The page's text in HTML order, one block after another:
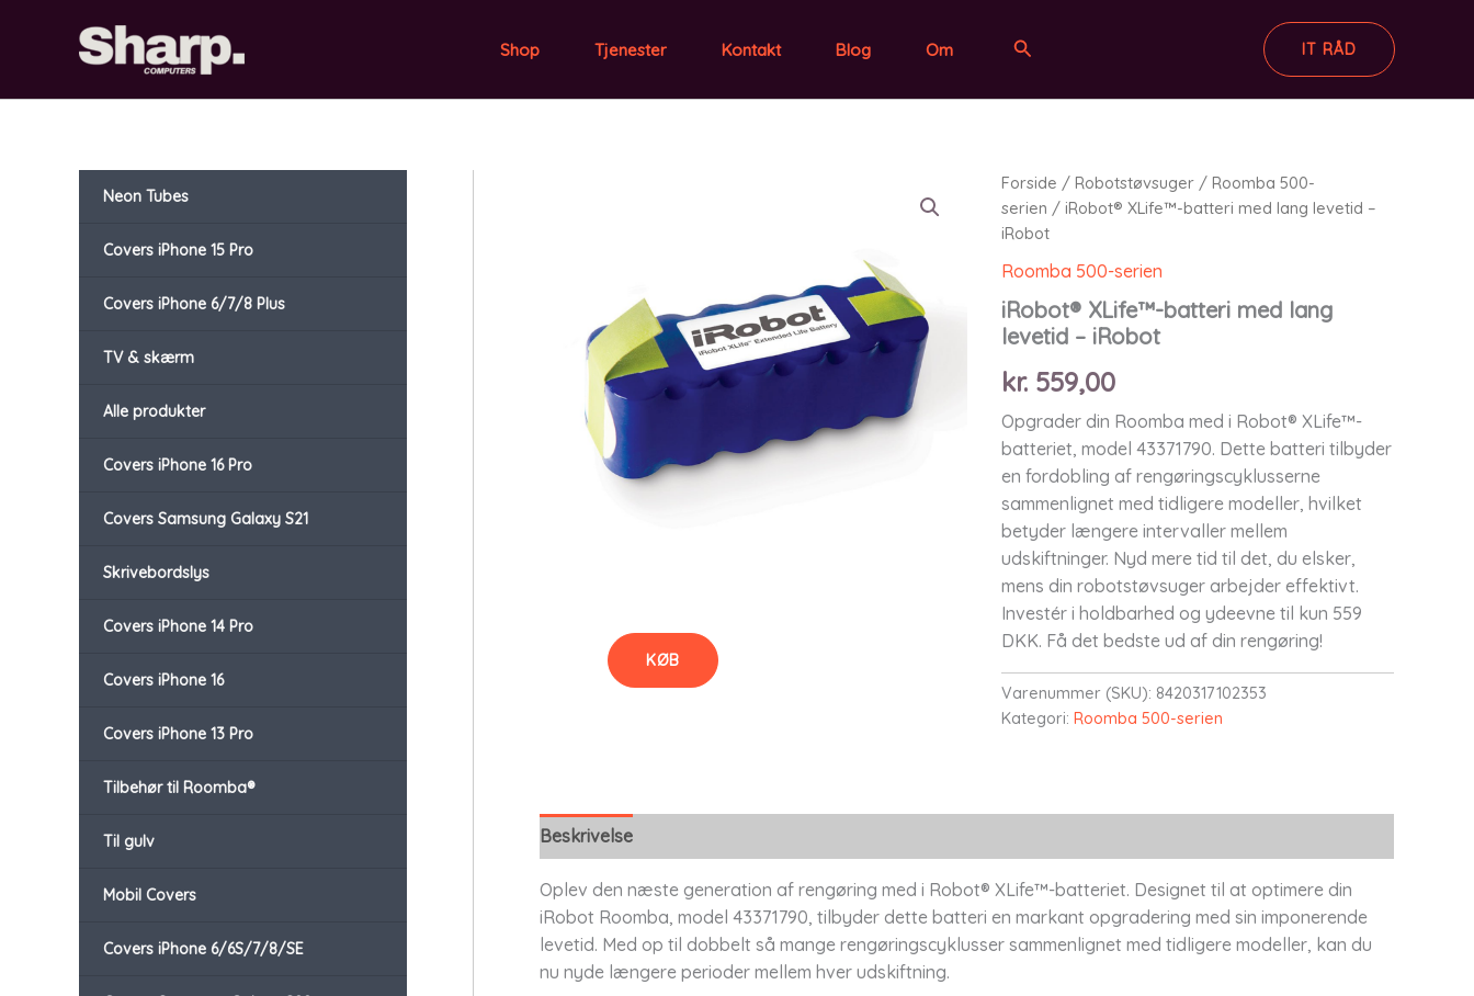
Shop Tjenester Kontakt Blog Om Søg IT RÅD
Neon Tubes
Covers iPhone 15 Pro
Covers iPhone 6/7/8 Plus
TV & skærm
Alle produkter
Covers iPhone 16 Pro
Covers Samsung Galaxy S21
Skrivebordslys
Covers iPhone 14 Pro
Covers iPhone 16
Covers iPhone 13 Pro
Tilbehør til Roomba®
Til gulv
Mobil Covers
Covers iPhone 6/6S/7/8/SE
Forside / Robotstøvsuger/ Roomba 500-
serien / iRobot® XLife™-batteri med lang levetid –
iRobot
Roomba 500-serien
iRobot® XLife™-batteri med lang
levetid – iRobot
kr.559,00
Opgrader din Roomba med i Robot® XLife™-
batteriet, model 43371790. Dette batteri tilbyder
en fordobling af rengøringscyklusserne
sammenlignet med tidligere modeller, hvilket
betyder længere intervaller mellem
udskiftninger. Nyd mere tid til det, du elsker,
mens din robotstøvsuger arbejder effektivt.
Investér i holdbarhed og ydeevne til kun 559
DKK. Få det bedste ud af din rengøring!
Varenummer (SKU): 8420317102353
Kategori: Roomba 500-serien
KØB
Beskrivelse
Oplev den næste generation af rengøring med i Robot® XLife™-batteriet. Designet til at optimere din
iRobot Roomba, model 43371790, tilbyder dette batteri en markant opgradering med sin imponerende
levetid. Med op til dobbelt så mange rengøringscyklusser sammenlignet med tidligere modeller, kan du
nu nyde længere perioder mellem hver udskiftning.